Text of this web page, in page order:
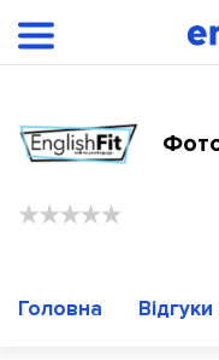
Головна Відгуки